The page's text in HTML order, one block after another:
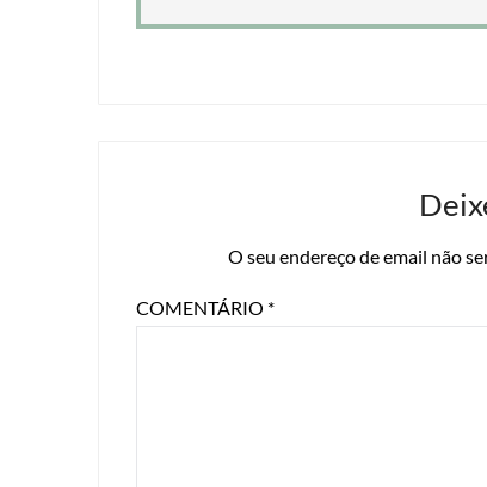
O seu endereço de email não
COMENTÁRIO *